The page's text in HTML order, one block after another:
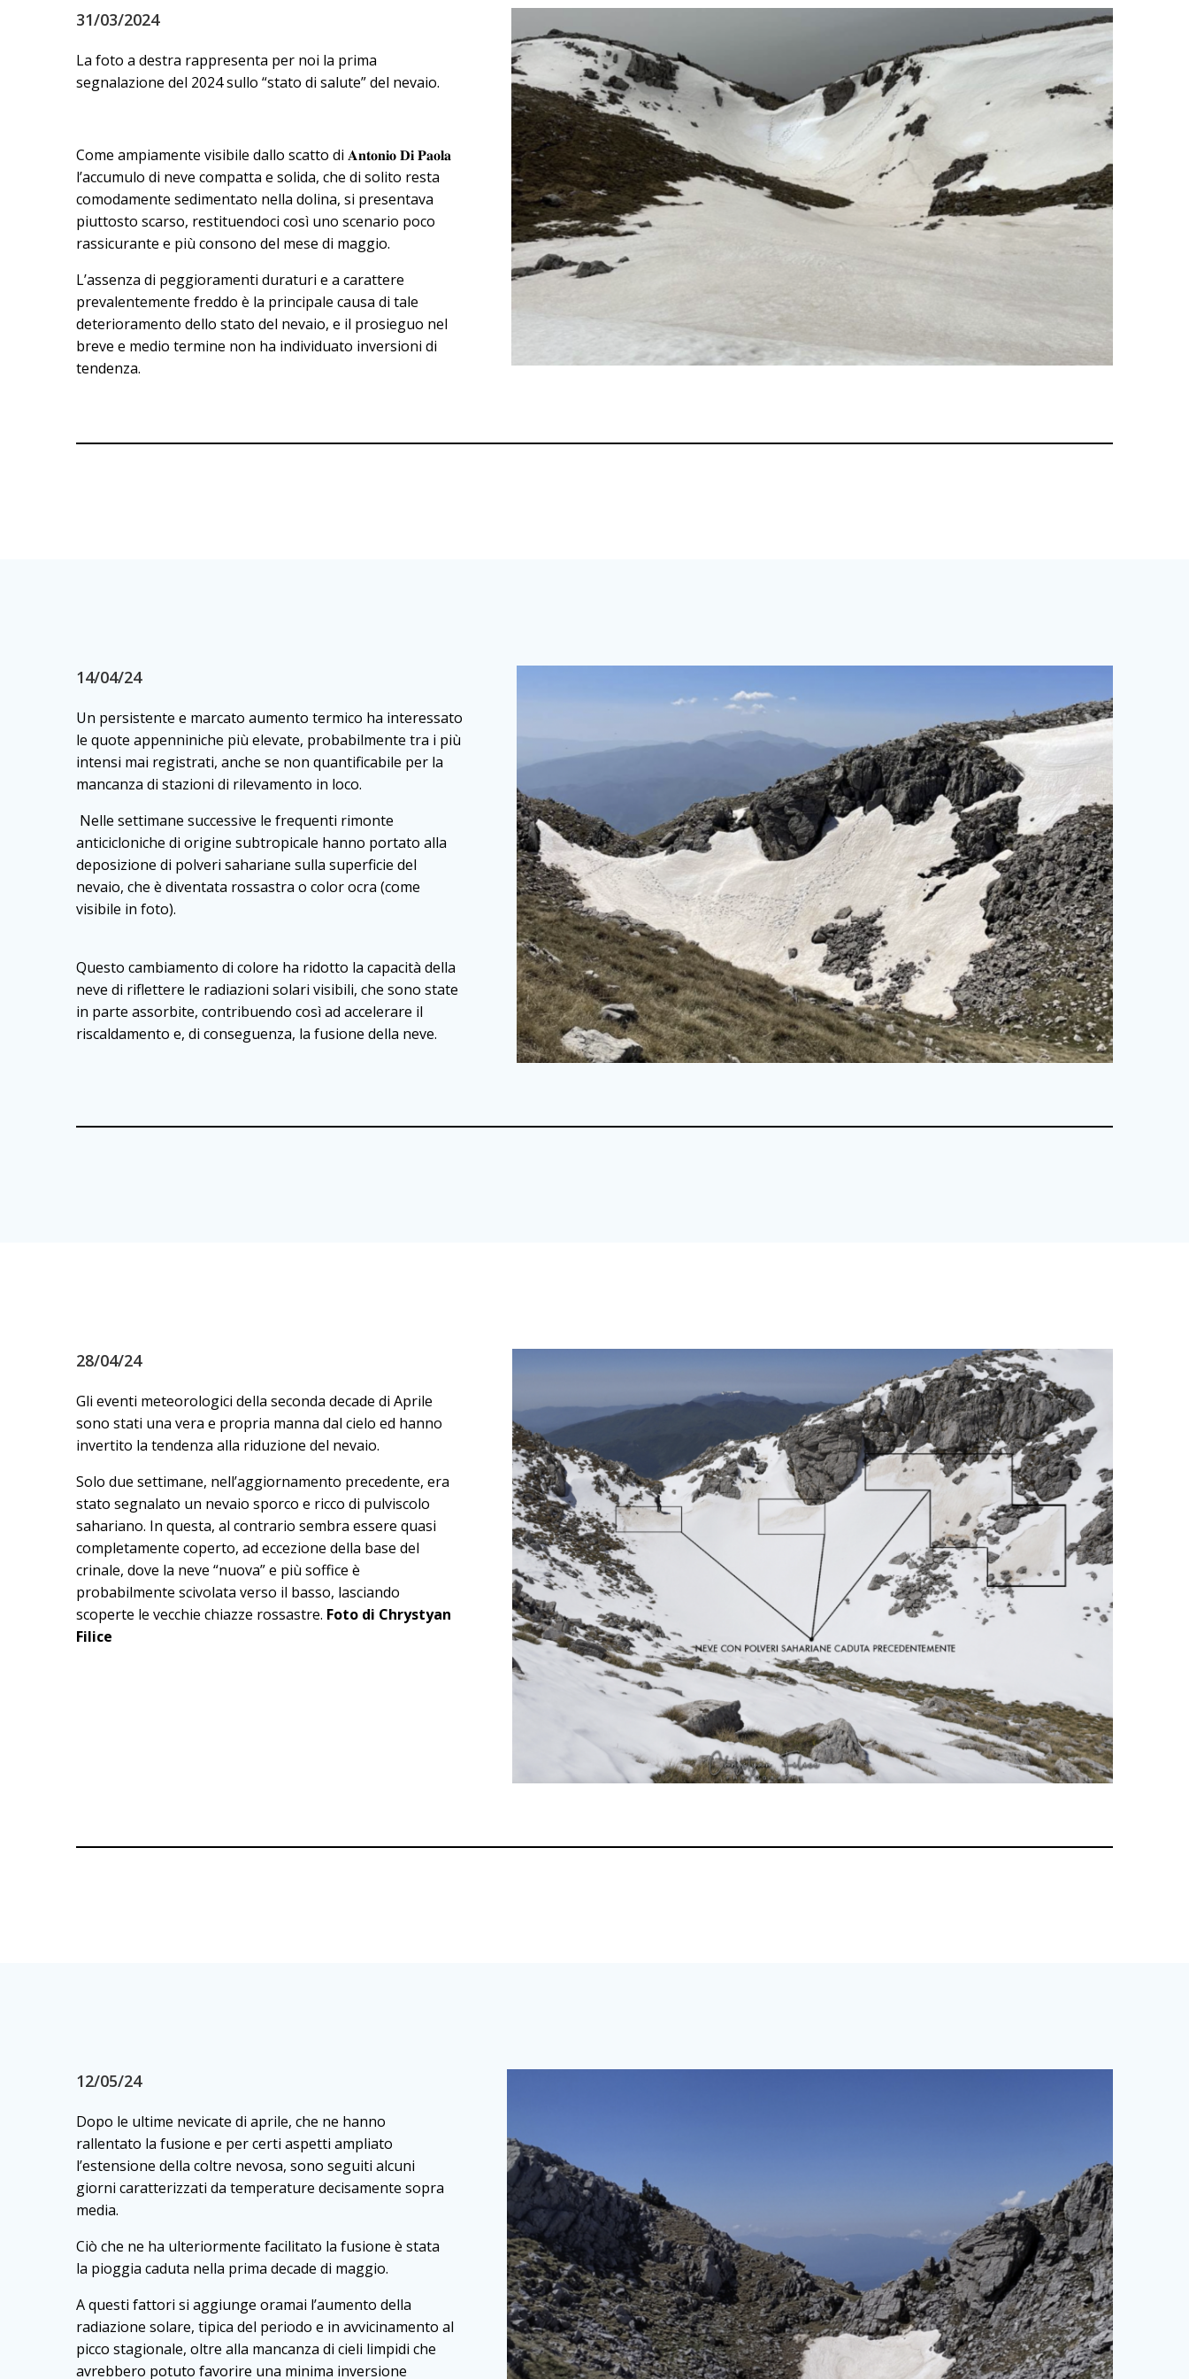
31/03/2024
La foto a destra rappresenta per noi la prima
segnalazione del 2024 sullo “stato di salute” del nevaio.
Come ampiamente visibile dallo scatto di 𝐀𝐧𝐭𝐨𝐧𝐢𝐨 𝐃𝐢 𝐏𝐚𝐨𝐥𝐚
l’accumulo di neve compatta e solida, che di solito resta
comodamente sedimentato nella dolina, si presentava
piuttosto scarso, restituendoci così uno scenario poco
rassicurante e più consono del mese di maggio.
L’assenza di peggioramenti duraturi e a carattere
prevalentemente freddo è la principale causa di tale
deterioramento dello stato del nevaio, e il prosieguo nel
breve e medio termine non ha individuato inversioni di
tendenza.
14/04/24
Un persistente e marcato aumento termico ha interessato
le quote appenniniche più elevate, probabilmente tra i più
intensi mai registrati, anche se non quantificabile per la
mancanza di stazioni di rilevamento in loco.
Nelle settimane successive le frequenti rimonte
anticicloniche di origine subtropicale hanno portato alla
deposizione di polveri sahariane sulla superficie del
nevaio, che è diventata rossastra o color ocra (come
visibile in foto).
Questo cambiamento di colore ha ridotto la capacità della
neve di riflettere le radiazioni solari visibili, che sono state
in parte assorbite, contribuendo così ad accelerare il
riscaldamento e, di conseguenza, la fusione della neve.
28/04/24
Gli eventi meteorologici della seconda decade di Aprile
sono stati una vera e propria manna dal cielo ed hanno
invertito la tendenza alla riduzione del nevaio.
Solo due settimane, nell’aggiornamento precedente, era
stato segnalato un nevaio sporco e ricco di pulviscolo
sahariano. In questa, al contrario sembra essere quasi
completamente coperto, ad eccezione della base del
crinale, dove la neve “nuova” e più soffice è
probabilmente scivolata verso il basso, lasciando
scoperte le vecchie chiazze rossastre. Foto di Chrystyan
Filice
12/05/24
Dopo le ultime nevicate di aprile, che ne hanno
rallentato la fusione e per certi aspetti ampliato
l’estensione della coltre nevosa, sono seguiti alcuni
giorni caratterizzati da temperature decisamente sopra
media.
Ciò che ne ha ulteriormente facilitato la fusione è stata
la pioggia caduta nella prima decade di maggio.
A questi fattori si aggiunge oramai l’aumento della
radiazione solare, tipica del periodo e in avvicinamento al
picco stagionale, oltre alla mancanza di cieli limpidi che
avrebbero potuto favorire una minima inversione